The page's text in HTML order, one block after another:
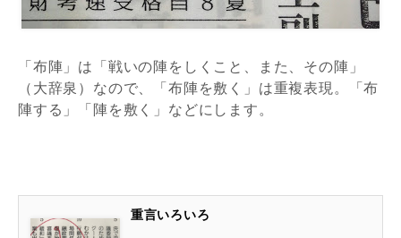
「布陣」は「戦いの陣をしくこと、また、その陣」
（大辞泉）なので、「布陣を敷く」は重複表現。「布
陣する」「陣を敷く」などにします。
重言いろいろ